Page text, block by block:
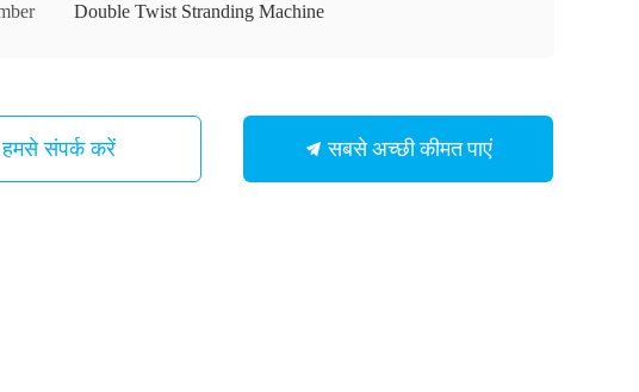
Double Twist Stranding Machine
हमसे संपर्क करें सबसे अच्छी कीमत पाएं